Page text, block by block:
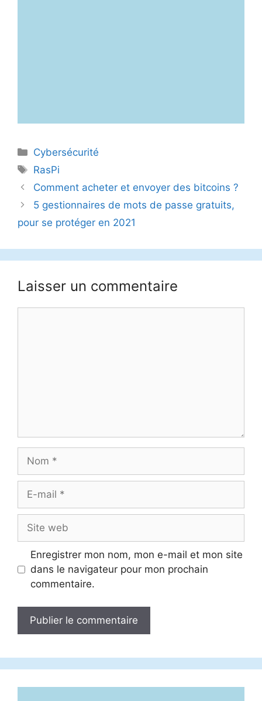
Catégories
Cybersécurité
Étiquettes
RasPi
Comment acheter et envoyer des bitcoins ?
5 gestionnaires de mots de passe gratuits,
pour se protéger en 2021
Laisser un commentaire
Nom
Site
web
Enregistrer mon nom, mon e-mail et mon site
dans le navigateur pour mon prochain
commentaire.